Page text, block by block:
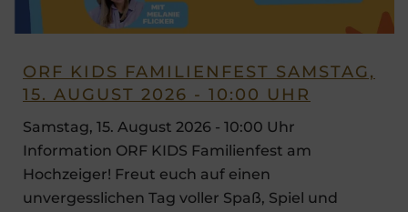
ORF KIDS FAMILIENFEST SAMSTAG,
15. AUGUST 2026 - 10:00 UHR
Samstag, 15. August 2026 - 10:00 Uhr
Information ORF KIDS Familienfest am
Hochzeiger! Freut euch auf einen
unvergesslichen Tag voller Spaß, Spiel und